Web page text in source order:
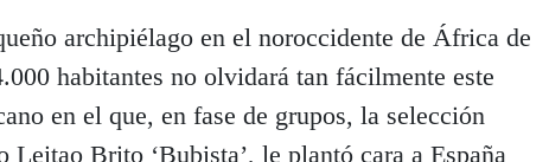
archipiélago en el noroccidente de África de
habitantes no olvidará tan fácilmente este
en el que, en fase de grupos, la selección
Leitao Brito ‘Bubista’, le plantó cara a España